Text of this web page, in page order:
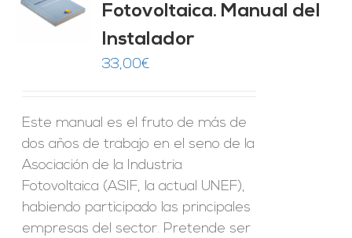
Fotovoltaica. Manual del
Instalador
33,00€
Este manual es el fruto de más de
dos años de trabajo en el seno de la
Asociación de la Industria
Fotovoltaica (ASIF, la actual UNEF),
habiendo participado las principales
empresas del sector. Pretende ser